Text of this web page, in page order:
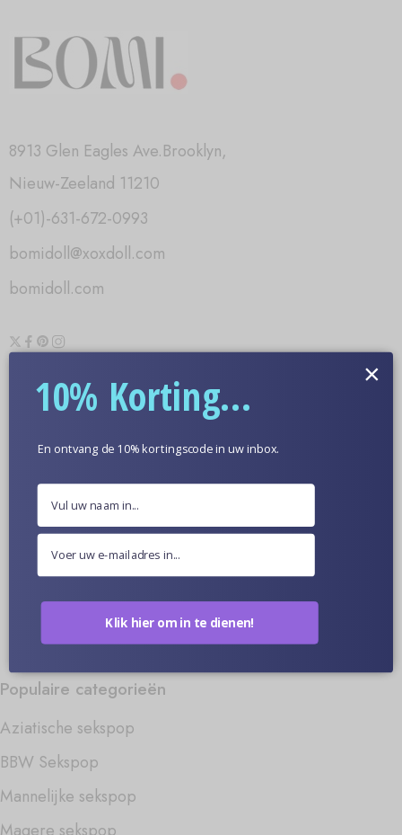
8913 Glen Eagles Ave.Brooklyn,
Nieuw-Zeeland 11210
(+01)-631-672-0993
bomidoll@xoxdoll.com
bomidoll.com
Informatie
Over ons
Veelgestelde vragen
Betaling
Retourbeleid voor restitutie
Sekspop Video's
Populaire categorieën
Aziatische sekspop
BBW Sekspop
Mannelijke sekspop
10% Korting...
En ontvang de 10% kortingscode in uw inbox.
Klik hier om in te dienen!
×